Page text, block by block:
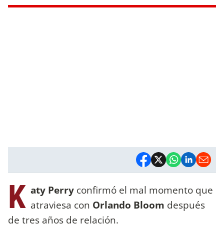
K aty Perry confirmó el mal momento que
atraviesa con Orlando Bloom después
de tres años de relación.